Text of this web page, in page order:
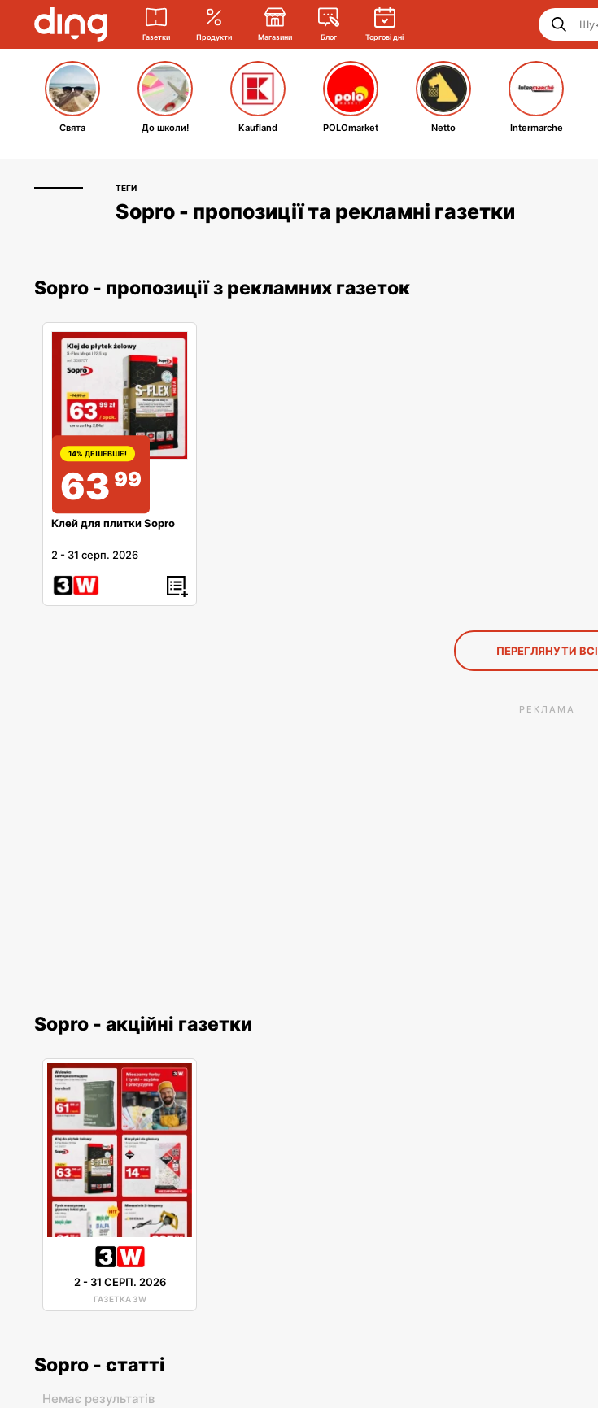
Газетки Продукти Магазини Блог Торгові дні
Свята До школи! Kaufland POLOmarket Netto Intermarche
ТЕГИ
Sopro - пропозиції та рекламні газетки
Sopro - пропозиції з рекламних газеток
14% ДЕШЕВШЕ!
63 99
Клей для плитки Sopro
2 - 31 серп. 2026
ПЕРЕГЛЯНУТИ ВСІ
РЕКЛАМА
Sopro - акційні газетки
2- 31 СЕРП. 2026
ГАЗЕТКА 3W
Sopro - статті
Немає результатів